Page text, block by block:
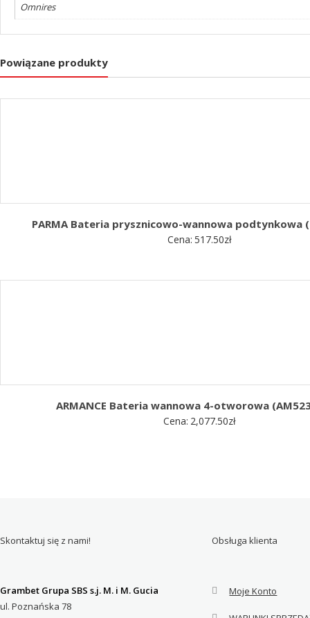
Omnires
Powiązane produkty
PARMA Bateria prysznicowo-wannowa podtynkowa
Cena: 517.50zł
ARMANCE Bateria wannowa 4-otworowa
Cena: 2,077.50zł
Skontaktuj się z nami!
Grambet Grupa SBS s.j. M. i M. Gucia
ul. Poznańska 78
Obsługa klienta
Moje Konto